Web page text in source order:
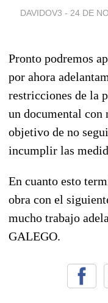
DAVIDOV3 - 24 DE
Pronto podremos
por ahora
restricciones de la
un documental con
objetivo de no
incumplir las
En cuanto esto
obra con el
mucho trabajo
GALEGO.